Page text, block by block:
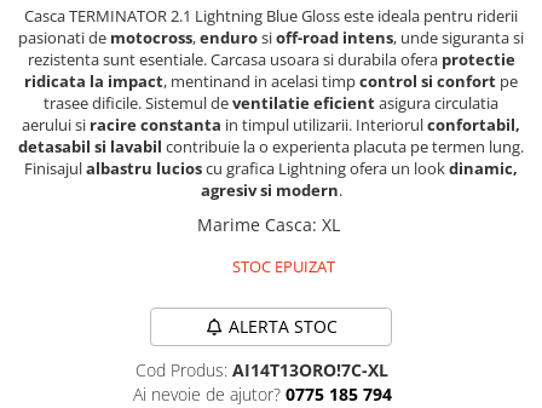
Casti
Manusi
Tricouri
Pantaloni
Set Complet
Borseta
Casca TERMINATOR 2.1 Lightning Blue Gloss este ideala pentru riderii
pasionati de motocross,endurosioff-road intens, unde siguranta si
rezistenta sunt esentiale. Carcasa usoara si durabila ofera protectie
ridicata la impact, mentinand in acelasi timpcontrol si confort pe
trasee dificile. Sistemul deventilatie eficientasigura circulatia
aerului si racire constanta in timpul utilizarii. Interiorulconfortabil,
detasabil si lavabil contribuie la o experienta placuta pe termen lung.
Finisajulalbastru lucioscu grafica Lightning ofera un lookdinamic,
agresiv si modern.
Marime Casca: XL
STOC EPUIZAT
ALERTA STOC
Cod Produs: AI14T13ORO!7C-XL
Ai nevoie de ajutor? 0775 185 794